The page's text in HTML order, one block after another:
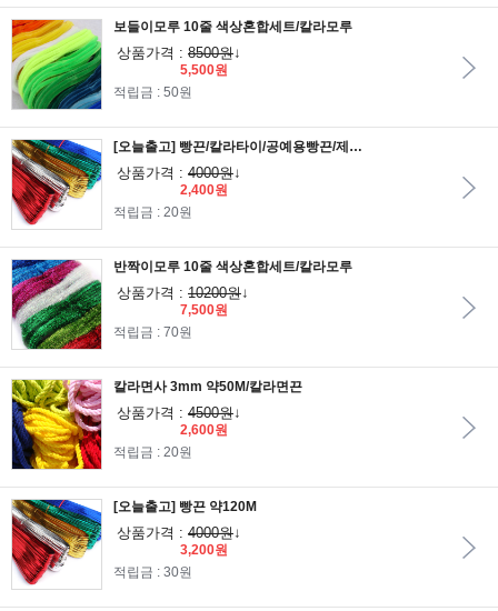
보들이모루 10줄 색상혼합세트/칼라모루
상품가격 : 8500원↓
5,500원
적립금 : 50원
[오늘출고] 빵끈/칼라타이/공예용빵끈/제과용빵끈
상품가격 : 4000원↓
2,400원
적립금 : 20원
반짝이모루 10줄 색상혼합세트/칼라모루
상품가격 : 10200원↓
7,500원
적립금 : 70원
칼라면사 3mm 약50M/칼라면끈
상품가격 : 4500원↓
2,600원
적립금 : 20원
[오늘출고] 빵끈 약120M
상품가격 : 4000원↓
3,200원
적립금 : 30원